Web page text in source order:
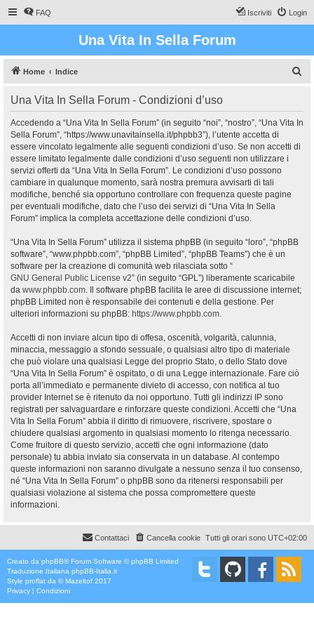
FAQ Login
Iscriviti
Una Vita In Sella Forum
Home Indice
Una Vita In Sella Forum - Condizioni d’uso
Accedendo a “Una Vita In Sella Forum” (in seguito “noi”, “nostro”, “Una Vita In
Sella Forum”, “https://www.unavitainsella.it/phpbb3”), l’utente accetta di
essere vincolato legalmente alle seguenti condizioni d’uso. Se non accetti di
essere limitato legalmente dalle condizioni d’uso seguenti non utilizzare i
servizi offerti da “Una Vita In Sella Forum”. Le condizioni d’uso possono
cambiare in qualunque momento, sarà nostra premura avvisarti di tali
modifiche, benché sia opportuno controllare con frequenza queste pagine
per eventuali modifiche, dato che l’uso dei servizi di “Una Vita In Sella
Forum” implica la completa accettazione delle condizioni d’uso.
“Una Vita In Sella Forum” utilizza il sistema phpBB (in seguito “loro”, “phpBB
software”, “www.phpbb.com”, “phpBB Limited”, “phpBB Teams”) che è un
software per la creazione di comunità web rilasciata sotto “
GNU General Public License v2” (in seguito “GPL”) liberamente scaricabile
da www.phpbb.com. Il software phpBB facilita le aree di discussione internet;
phpBB Limited non è responsabile dei contenuti e della gestione. Per
ulteriori informazioni su phpBB: https://www.phpbb.com.
Accetti di non inviare alcun tipo di offesa, oscenità, volgarità, calunnia,
minaccia, messaggio a sfondo sessuale, o qualsiasi altro tipo di materiale
che può violare una qualsiasi Legge del proprio Stato, o dello Stato dove
“Una Vita In Sella Forum” è ospitato, o di una Legge internazionale. Fare ciò
porta all’immediato e permanente divieto di accesso, con notifica al tuo
provider Internet se è ritenuto da noi opportuno. Tutti gli indirizzi IP sono
registrati per salvaguardare e rinforzare queste condizioni. Accetti che “Una
Vita In Sella Forum” abbia il diritto di rimuovere, riscrivere, spostare o
chiudere qualsiasi argomento in qualsiasi momento lo ritenga necessario.
Come fruitore di questo servizio, accetti che ogni informazione (dato
personale) tu abbia inviato sia conservata in un database. Al contempo
queste informazioni non saranno divulgate a nessuno senza il tuo consenso,
né “Una Vita In Sella Forum” o phpBB sono da ritenersi responsabili per
qualsiasi violazione al sistema che possa compromettere queste
informazioni.
Tutti gli orari sono UTC+02:00
Cancella cookie
Contattaci
Creato da phpBB® Forum Software © phpBB Limited
Traduzione Italiana phpBB-Italia.it
Style proflat da ©Mazeltof 2017
Privacy | Condizioni